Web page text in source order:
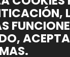
ACEPTA